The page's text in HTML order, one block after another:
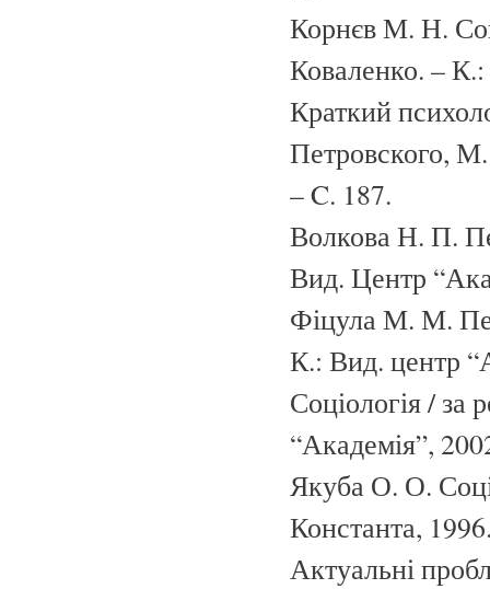
Корнєв М. Н.
Коваленко. –
Краткий
Петровского,
– C. 187.
Волкова Н. П.
Вид. Центр
Фіцула М. М.
К.: Вид. центр
Соціологія /
“Академія”,
Якуба О. О.
Константа,
Актуальні